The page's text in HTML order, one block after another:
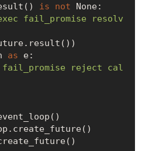
is not None:
fail_promise resolv
as e:
fail_promise reject cal